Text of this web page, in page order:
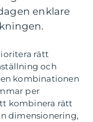
enklare
rätt
och
kombinationen
per
kombinera rätt
dimensionering,